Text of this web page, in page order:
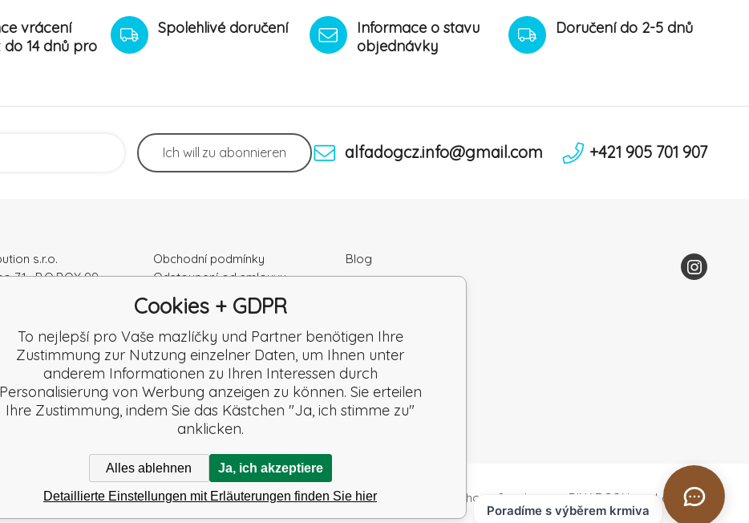
vrácení
do 14 dnů pro
Spolehlivé doručení
Informace o stavu
objednávky
Doručení do 2-5 dnů
Ich will zu abonnieren alfadogcz.info@gmail.com +421 905 701 907
s.r.o.
71 , P.O.BOX 99
Nr.: 52010180
SK2120864328
Obchodní podmínky
Odstoupení od smlouvy
Podmínky ochrany osobních
údajú
Kontakty
Záruka a Reklamace
Reklamační formulář
Beschwerde
Rezension
Blog
Eshops & webseiten BINARGON.cz
Lageplan
Poradíme s výběrem krmiva
Cookies + GDPR
To nejlepší pro Vaše mazlíčky und Partner benötigen Ihre
Zustimmung zur Nutzung einzelner Daten, um Ihnen unter
anderem Informationen zu Ihren Interessen durch
Personalisierung von Werbung anzeigen zu können. Sie erteilen
Ihre Zustimmung, indem Sie das Kästchen "Ja, ich stimme zu"
anklicken.
Alles ablehnen Ja, ich akzeptiere
Detaillierte Einstellungen mit Erläuterungen finden Sie hier